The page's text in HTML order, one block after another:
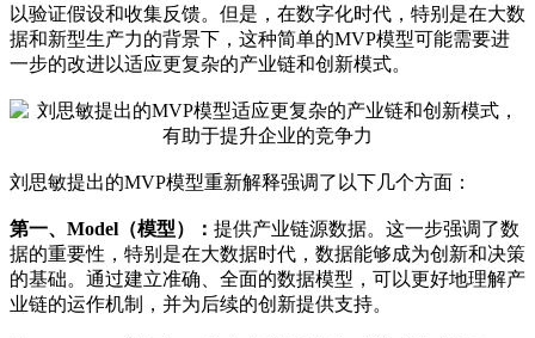
以验证假设和收集反馈。但是，在数字化时代，特别是在大数
据和新型生产力的背景下，这种简单的MVP模型可能需要进
一步的改进以适应更复杂的产业链和创新模式。
刘思敏提出的MVP模型重新解释强调了以下几个方面：
第一、Model（模型）： 提供产业链源数据。这一步强调了数
据的重要性，特别是在大数据时代，数据能够成为创新和决策
的基础。通过建立准确、全面的数据模型，可以更好地理解产
业链的运作机制，并为后续的创新提供支持。